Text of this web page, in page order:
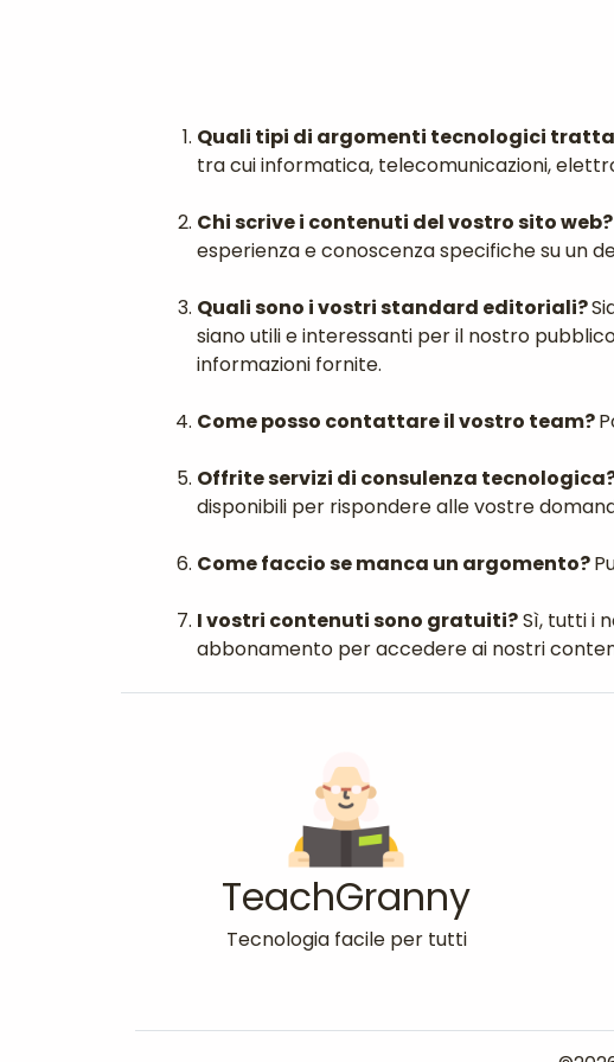
Quali tipi di argomenti tecnologici tratta
tra cui informatica, telecomunicazioni,
Chi scrive i contenuti del vostro sito web?
esperienza e conoscenza specifiche su un
Quali sono i vostri standard editoriali?
siano utili e interessanti per il nostro
informazioni fornite.
Come posso contattare il vostro team?
Offrite servizi di consulenza
disponibili per rispondere alle vostre
Come faccio se manca un argomento?
I vostri contenuti sono gratuiti?Sì, tutti i
abbonamento per accedere ai nostri
TeachGranny
Tecnologia facile per tutti